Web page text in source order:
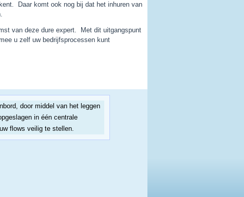
Daar komt ook nog bij dat het inhuren van
van deze dure expert. Met dit uitgangspunt
u zelf uw bedrijfsprocessen kunt
door middel van het leggen
in één centrale
flows veilig te stellen.